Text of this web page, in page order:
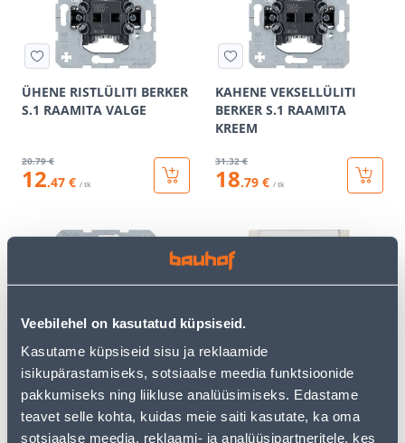
Veebilehel on kasutatud küpsiseid.
Kasutame küpsiseid sisu ja reklaamide
isikupärastamiseks, sotsiaalse meedia funktsioonide
pakkumiseks ning liikluse analüüsimiseks. Edastame
teavet selle kohta, kuidas meie saiti kasutate, ka oma
sotsiaalse meedia, reklaami- ja analüüsipartneritele, kes
ÜHENE RISTLÜLITI BERKER
S.1 RAAMITA VALGE
20.79 €
12.47 € / tk
KAHENE VEKSELLÜLITI
BERKER S.1 RAAMITA
KREEM
31.32 €
18.79 € / tk
ÜHENE RISTLÜLITI BERKER
S.1 RAAMITA KREEM
20.79 €
TELEFONI- JA ARVUTIPESA
BERKER S.1 RAAMITA
KREEM
25.06 €